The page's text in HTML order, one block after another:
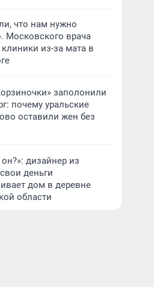
что нам нужно
Московского врача
из-за мата в
заполонили
почему уральские
оставили жен без
дизайнер из
деньги
дом в деревне
области